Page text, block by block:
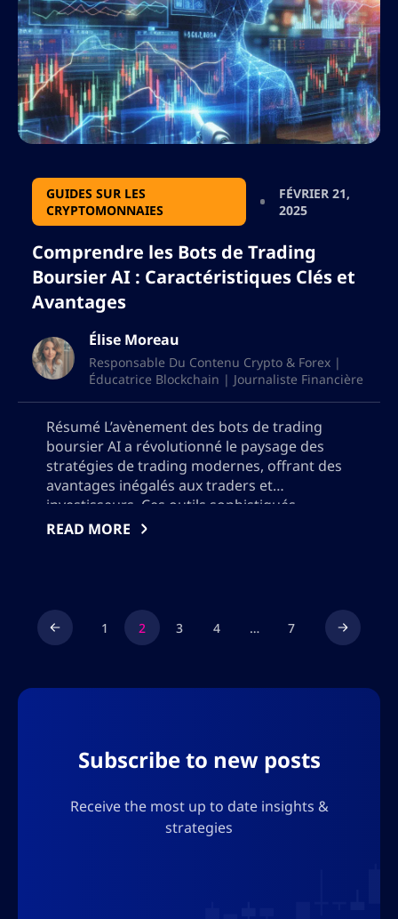
GUIDES SUR LES
CRYPTOMONNAIES
FÉVRIER 21,
2025
Comprendre les Bots de Trading
Boursier AI : Caractéristiques Clés et
Avantages
Élise Moreau
Responsable Du Contenu Crypto & Forex |
Éducatrice Blockchain | Journaliste Financière
Résumé L’avènement des bots de trading
boursier AI a révolutionné le paysage des
stratégies de trading modernes, offrant des
avantages inégalés aux traders et
investisseurs. Ces outils sophistiqués
exploitent la puissance de l’intelligence
READ MORE
1 2 3 4 … 7
Subscribe to new posts
Receive the most up to date insights &
strategies